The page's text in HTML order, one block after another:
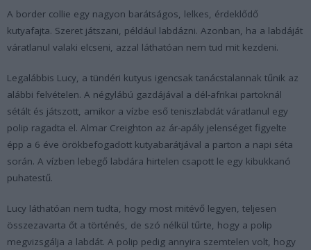
A border collie egy nagyon barátságos, lelkes, érdeklődő
kutyafajta. Szeret játszani, például labdázni. Azonban, ha a labdáját
váratlanul valaki elcseni, azzal láthatóan nem tud mit kezdeni.
Legalábbis Lucy, a tündéri kutyus igencsak tanácstalannak tűnik az
alábbi felvételen. A négylábú gazdájával a dél-afrikai partoknál
sétált és játszott, amikor a vízbe eső teniszlabdát váratlanul egy
polip ragadta el. Almar Creighton az ár-apály jelenséget figyelte
épp a 6 éve örökbefogadott kutyabarátjával a parton a napi séta
során. A vízben lebegő labdára hirtelen csapott le egy kibukkanó
puhatestű.
Lucy láthatóan nem tudta, hogy most mitévő legyen, teljesen
összezavarta őt a történés, de szó nélkül tűrte, hogy a polip
megvizsgálja a labdát. A polip pedig annyira szemtelen volt, hogy